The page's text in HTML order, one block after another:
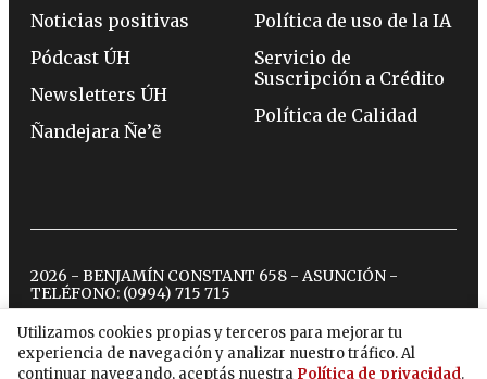
Utilizamos cookies propias y terceros para mejorar tu
experiencia de navegación y analizar nuestro tráfico. Al
continuar navegando, aceptás nuestra Política de privacidad.
Noticias positivas
Pódcast ÚH
Newsletters ÚH
Ñandejara Ñe’ẽ
Política de uso de la IA
Servicio de
Suscripción a Crédito
Política de Calidad
2026 - BENJAMÍN CONSTANT 658 - ASUNCIÓN -
TELÉFONO: (0994) 715 715
twitterinstagram
facebook
tiktokyoutubespotify